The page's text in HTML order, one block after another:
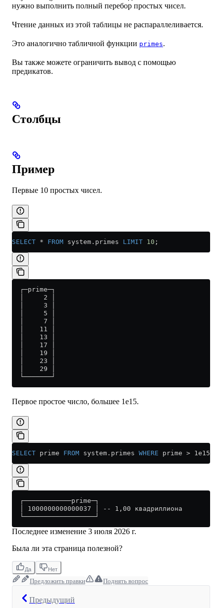
нужно выполнить полный перебор простых чисел.
Чтение данных из этой таблицы не распараллеливается.
Это аналогично табличной функции primes.
Вы также можете ограничить вывод с помощью
предикатов.
Столбцы
Пример
Первые 10 простых чисел.
SELECT * FROM system . primes LIMIT 10 ;
  ┌─prime─┐
  │     2 │
  │     3 │
  │     5 │
  │     7 │
  │    11 │
  │    13 │
  │    17 │
  │    19 │
  │    23 │
  │    29 │
  └───────┘
Первое простое число, большее 1e15.
SELECT prime FROM system . primes WHERE prime > 1e15
  ┌────────────prime─┐
  │ 1000000000000037 │ -- 1,00 квадриллиона
  └──────────────────┘
Последнее изменение 3 июля 2026 г.
Была ли эта страница полезной?
Да Нет
Предложить правки Поднять вопрос
Предыдущий